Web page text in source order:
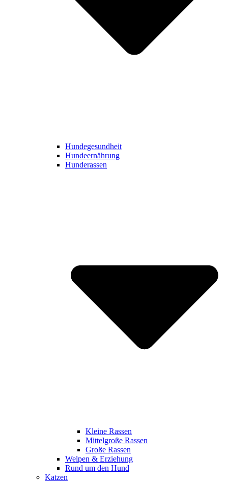
Hundegesundheit
Hundeernährung
Hunderassen
Kleine Rassen
Mittelgroße Rassen
Große Rassen
Welpen & Erziehung
Rund um den Hund
Katzen